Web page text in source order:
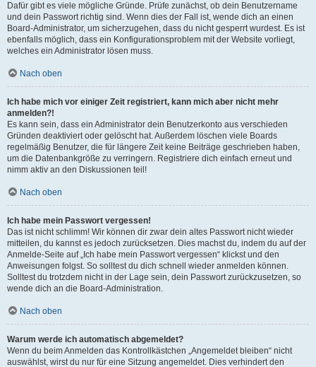
Dafür gibt es viele mögliche Gründe. Prüfe zunächst, ob dein Benutzername
und dein Passwort richtig sind. Wenn dies der Fall ist, wende dich an einen
Board-Administrator, um sicherzugehen, dass du nicht gesperrt wurdest. Es ist
ebenfalls möglich, dass ein Konfigurationsproblem mit der Website vorliegt,
welches ein Administrator lösen muss.
Nach oben
Ich habe mich vor einiger Zeit registriert, kann mich aber nicht mehr
anmelden?!
Es kann sein, dass ein Administrator dein Benutzerkonto aus verschieden
Gründen deaktiviert oder gelöscht hat. Außerdem löschen viele Boards
regelmäßig Benutzer, die für längere Zeit keine Beiträge geschrieben haben,
um die Datenbankgröße zu verringern. Registriere dich einfach erneut und
nimm aktiv an den Diskussionen teil!
Nach oben
Ich habe mein Passwort vergessen!
Das ist nicht schlimm! Wir können dir zwar dein altes Passwort nicht wieder
mitteilen, du kannst es jedoch zurücksetzen. Dies machst du, indem du auf der
Anmelde-Seite auf „Ich habe mein Passwort vergessen“ klickst und den
Anweisungen folgst. So solltest du dich schnell wieder anmelden können.
Solltest du trotzdem nicht in der Lage sein, dein Passwort zurückzusetzen, so
wende dich an die Board-Administration.
Nach oben
Warum werde ich automatisch abgemeldet?
Wenn du beim Anmelden das Kontrollkästchen „Angemeldet bleiben“ nicht
auswählst, wirst du nur für eine Sitzung angemeldet. Dies verhindert den